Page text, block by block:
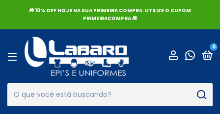
🎁 10% OFF HOJE NA SUA PRIMEIRA COMPRA. UTILIZE O CUPOM
PRIMEIRACOMPRA 🎁
0